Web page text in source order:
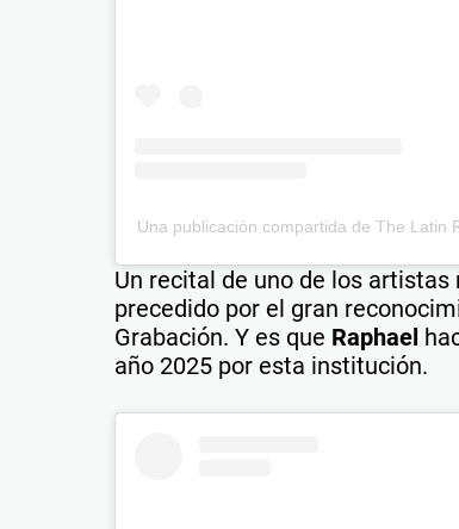
Una publicación compartida de The Latin
Un recital de uno de los
precedido por el gran
Grabación. Y es que Raphael
año 2025 por esta institución.